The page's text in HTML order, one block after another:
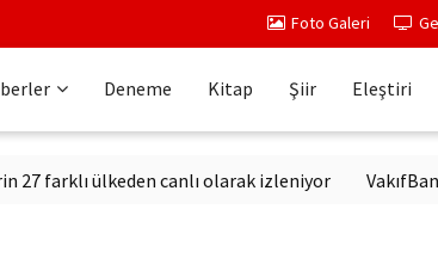
Foto Galeri
Deneme Kitap Şiir Eleştiri
ülkeden canlı olarak izleniyor VakıfBank